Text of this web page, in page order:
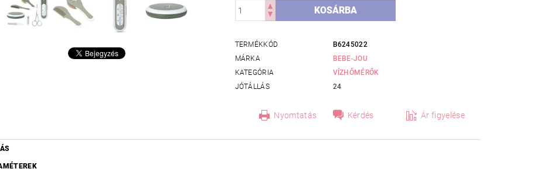
TERMÉKKÓD
B6245022
MÁRKA
BEBE-JOU
KATEGÓRIA
VÍZHŐMÉRŐK
JÓTÁLLÁS
24
Nyomtatás Kérdés Ár figyelése